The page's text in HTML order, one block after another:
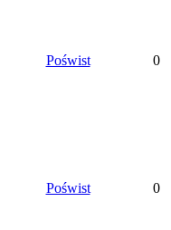
Poświst 0
Poświst 0